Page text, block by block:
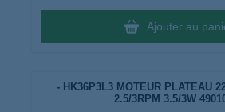
Ajouter au
- HK36P3L3 MOTEUR PLATEAU
2.5/3RPM 3.5/3W